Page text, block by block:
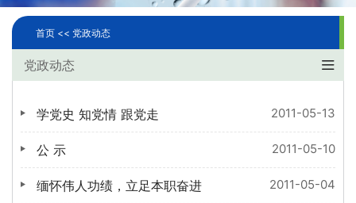
科学研究
人才队伍
国际合作
研究生教育
首页 << 党政动态
党政动态
2011-05-13
学党史 知党情 跟党走
2011-05-10
公 示
2011-05-04
缅怀伟人功绩，立足本职奋进